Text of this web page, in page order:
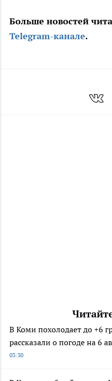
Больше новостей
Telegram-канале.
В Коми похолодает до +6
рассказали о погоде на 6
03:30